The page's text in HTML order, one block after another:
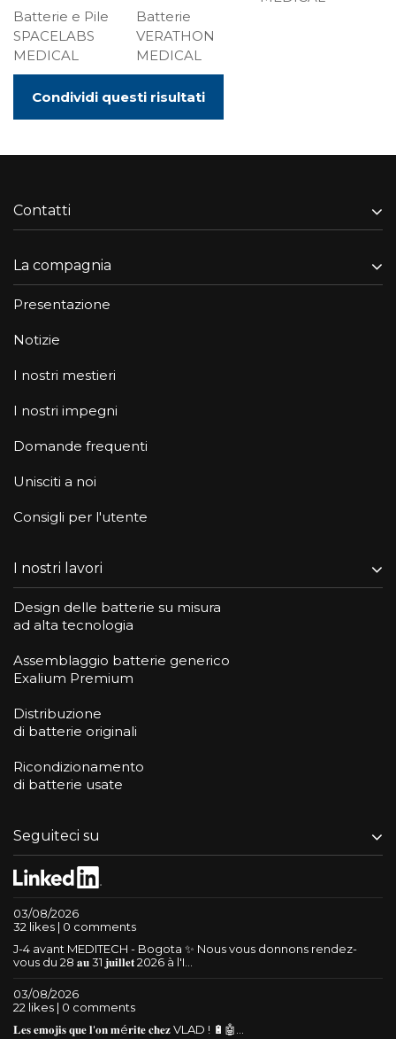
Batterie e Pile
SPACELABS
MEDICAL
Batterie
VERATHON
MEDICAL
Condividi questi risultati
Contatti
La compagnia
Presentazione
Notizie
I nostri mestieri
I nostri impegni
Domande frequenti
Unisciti a noi
Consigli per l'utente
I nostri lavori
Design delle batterie su misura
ad alta tecnologia
Assemblaggio batterie generico
Exalium Premium
Distribuzione
di batterie originali
Ricondizionamento
di batterie usate
Seguiteci su
03/08/2026
32 likes | 0 comments
J-4 avant MEDITECH - Bogota ✨ Nous vous donnons rendez-
vous du 28 𝐚𝐮 31 𝐣𝐮𝐢𝐥𝐥𝐞𝐭 2026 à l'I...
03/08/2026
22 likes | 0 comments
𝐋𝐞𝐬 𝐞𝐦𝐨𝐣𝐢𝐬 𝐪𝐮𝐞 𝐥'𝐨𝐧 𝐦é𝐫𝐢𝐭𝐞 𝐜𝐡𝐞𝐳 VLAD ! 🔋🤖...